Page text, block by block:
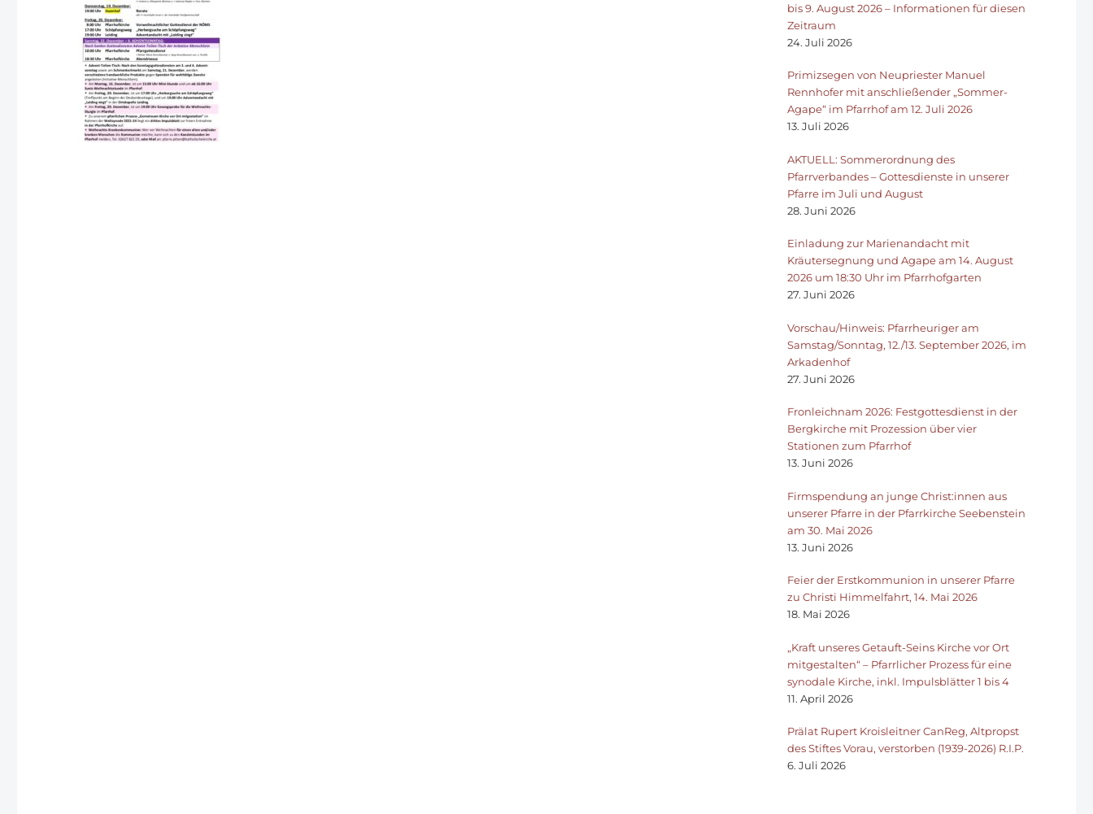
bis 9. August 2026 – Informationen für diesen
Zeitraum
24. Juli 2026
Primizsegen von Neupriester Manuel
Rennhofer mit anschließender „Sommer-
Agape“ im Pfarrhof am 12. Juli 2026
13. Juli 2026
AKTUELL: Sommerordnung des
Pfarrverbandes – Gottesdienste in unserer
Pfarre im Juli und August
28. Juni 2026
Einladung zur Marienandacht mit
Kräutersegnung und Agape am 14. August
2026 um 18:30 Uhr im Pfarrhofgarten
27. Juni 2026
Vorschau/Hinweis: Pfarrheuriger am
Samstag/Sonntag, 12./13. September 2026, im
Arkadenhof
27. Juni 2026
Fronleichnam 2026: Festgottesdienst in der
Bergkirche mit Prozession über vier
Stationen zum Pfarrhof
13. Juni 2026
Firmspendung an junge Christ:innen aus
unserer Pfarre in der Pfarrkirche Seebenstein
am 30. Mai 2026
13. Juni 2026
Feier der Erstkommunion in unserer Pfarre
zu Christi Himmelfahrt, 14. Mai 2026
18. Mai 2026
„Kraft unseres Getauft-Seins Kirche vor Ort
mitgestalten“ – Pfarrlicher Prozess für eine
synodale Kirche, inkl. Impulsblätter 1 bis 4
11. April 2026
Prälat Rupert Kroisleitner CanReg, Altpropst
des Stiftes Vorau, verstorben (1939-2026) R.I.P.
6. Juli 2026